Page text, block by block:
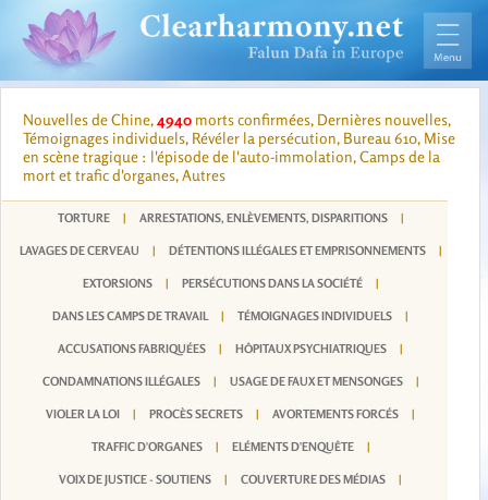
Nouvelles de Chine,4940morts confirmées, Dernières nouvelles,
Témoignages individuels, Révéler la persécution, Bureau 610, Mise
en scène tragique : l'épisode de l'auto-immolation, Camps de la
mort et trafic d'organes, Autres
TORTURE | ARRESTATIONS, ENLÈVEMENTS, DISPARITIONS |
LAVAGES DE CERVEAU | DÉTENTIONS ILLÉGALES ET EMPRISONNEMENTS |
EXTORSIONS | PERSÉCUTIONS DANS LA SOCIÉTÉ |
DANS LES CAMPS DE TRAVAIL | TÉMOIGNAGES INDIVIDUELS |
ACCUSATIONS FABRIQUÉES | HÔPITAUX PSYCHIATRIQUES |
CONDAMNATIONS ILLÉGALES | USAGE DE FAUX ET MENSONGES |
VIOLER LA LOI | PROCÈS SECRETS | AVORTEMENTS FORCÉS |
TRAFFIC D'ORGANES | ELÉMENTS D'ENQUÊTE |
VOIX DE JUSTICE - SOUTIENS | COUVERTURE DES MÉDIAS |